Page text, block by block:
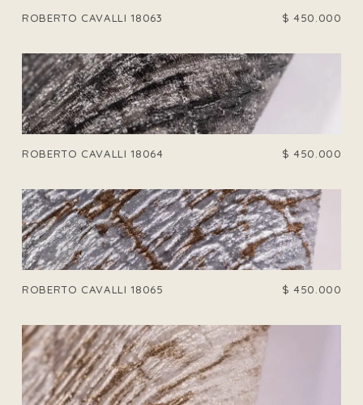
ROBERTO CAVALLI 18063 $ 450.000
ROBERTO CAVALLI 18064 $ 450.000
ROBERTO CAVALLI 18065 $ 450.000